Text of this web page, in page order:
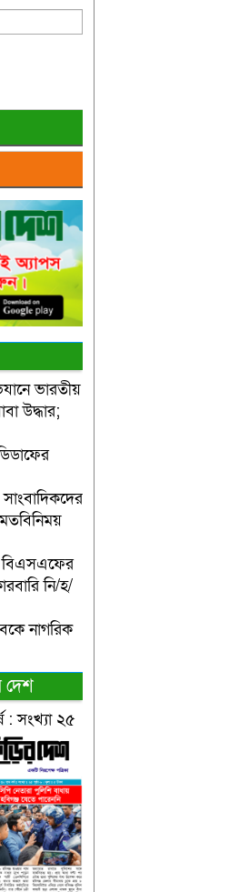
ভারতীয়
উদ্ধার;
বিএসএফের
নি/হ/
নাগরিক
দেশ
সংখ্যা ২৫